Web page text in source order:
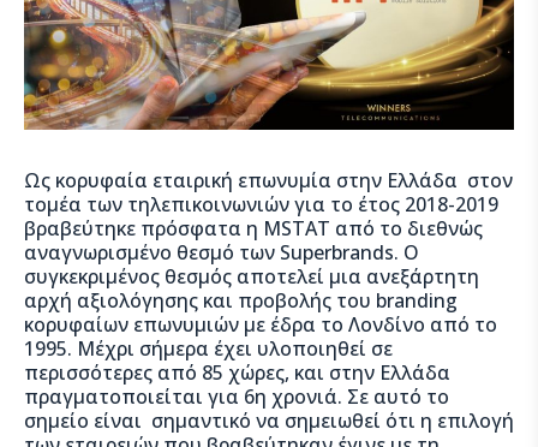
Ως κορυφαία εταιρική επωνυμία στην Ελλάδα στον
τομέα των τηλεπικοινωνιών για το έτος 2018-2019
βραβεύτηκε πρόσφατα η MSTAT από το διεθνώς
αναγνωρισμένο θεσμό των Superbrands. O
συγκεκριμένος θεσμός αποτελεί μια ανεξάρτητη
αρχή αξιολόγησης και προβολής του branding
κορυφαίων επωνυμιών με έδρα το Λονδίνο από το
1995. Μέχρι σήμερα έχει υλοποιηθεί σε
περισσότερες από 85 χώρες, και στην Ελλάδα
πραγματοποιείται για 6η χρονιά. Σε αυτό το
σημείο είναι σημαντικό να σημειωθεί ότι η επιλογή